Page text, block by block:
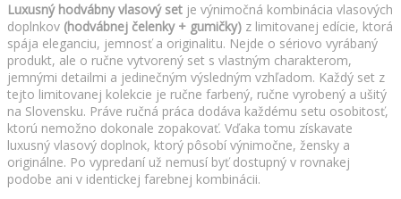
Luxusný hodvábny vlasový set je výnimočná kombinácia vlasových
doplnkov (hodvábnej čelenky + gumičky) z limitovanej edície, ktorá
spája eleganciu, jemnosť a originalitu. Nejde o sériovo vyrábaný
produkt, ale o ručne vytvorený set s vlastným charakterom,
jemnými detailmi a jedinečným výsledným vzhľadom. Každý set z
tejto limitovanej kolekcie je ručne farbený, ručne vyrobený a ušitý
na Slovensku. Práve ručná práca dodáva každému setu osobitosť,
ktorú nemožno dokonale zopakovať. Vďaka tomu získavate
luxusný vlasový doplnok, ktorý pôsobí výnimočne, žensky a
originálne. Po vypredaní už nemusí byť dostupný v rovnakej
podobe ani v identickej farebnej kombinácii.